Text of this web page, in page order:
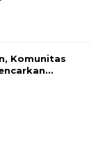
Komunitas